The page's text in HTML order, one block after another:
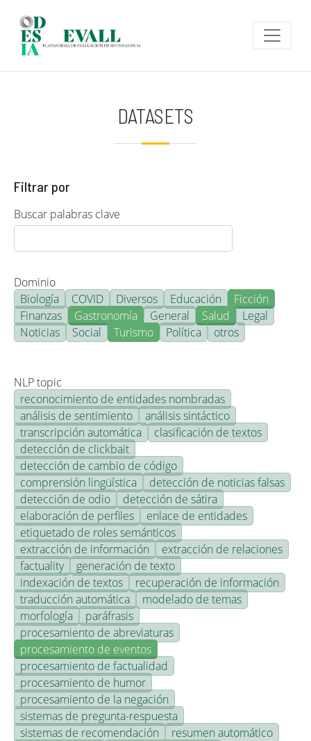
DATASETS
Filtrar por
Buscar palabras clave
Dominio
Biología
COVID Diversos Educación
Ficción
Finanzas
Gastronomía General Salud
Legal
Noticias
Social Turismo Política otros
NLP topic
reconocimiento de entidades nombradas
análisis de sentimiento
análisis sintáctico
transcripción automática
clasificación de textos
detección de clickbait
detección de cambio de código
comprensión lingüística
detección de noticias falsas
detección de odio
detección de sátira
elaboración de perfiles
enlace de entidades
etiquetado de roles semánticos
extracción de información
extracción de relaciones
factuality
generación de texto
indexación de textos
recuperación de información
traducción automática
modelado de temas
morfología
paráfrasis
procesamiento de abreviaturas
procesamiento de eventos
procesamiento de factualidad
procesamiento de humor
procesamiento de la negación
sistemas de pregunta-respuesta
sistemas de recomendación
resumen automático